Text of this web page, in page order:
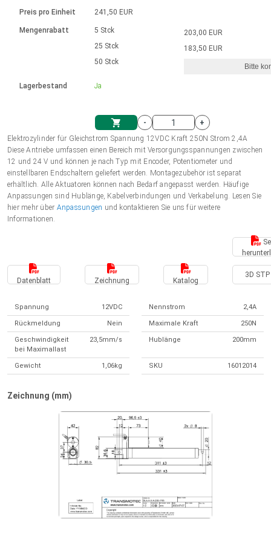
Einheitssystem
Einkaufswagen
Hubmagnete
230 - 50 Hz | 110 - 60 Hz
Drehzahlregelung für die AIS-Serie
Bürstenlose Gleichstrommotoren
mit Planetengetriebe und internem
Ø 28-42| 1-1400 rpm | <= 290Ncm
Bürstenlose DC Motor Controller
Gleichstrommotoren mit
Schneckengetriebe und Bürsten
Ø43-124mm | 31-425rpm | ≤ 41Nm
Treiber für Gleichstrommotoren mit
Synchron-Asynchron | für 1-4 Elektrozylinder
Synchron-Asynchron | für 1-4 Elektrozylinder
Français (EUR)
Polski (EUR)
Norsk (NOK)
Suomi (EUR)
Preis pro Einheit
Mengenrabatt
Lagerbestand
241,50 EUR
5 Stck
25 Stck
50 Stck
Ja
203,00 EUR
183,50 EUR
Bitte
-
+
Elektrozylinder für Gleichstrom Spannung 12VDC Kraft 250N Strom 2,4A
Diese Antriebe umfassen einen Bereich mit Versorgungsspannungen zwischen
12 und 24 V und können je nach Typ mit Encoder, Potentiometer und
einstellbaren Endschaltern geliefert werden. Montagezubehör ist separat
erhältlich. Alle Aktuatoren können nach Bedarf angepasst werden. Häufige
Anpassungen sind Hublänge, Kabelverbindungen und Verkabelung. Lesen Sie
hier mehr über Anpassungen und kontaktieren Sie uns für weitere
Informationen.
Datenblatt Zeichnung Katalog
3D STP
Spannung 12VDC Nennstrom 2,4A
Rückmeldung Nein Maximale Kraft 250N
Geschwindigkeit
bei Maximallast
23,5mm/s Hublänge 200mm
Gewicht 1,06kg SKU 16012014
Zeichnung (mm)